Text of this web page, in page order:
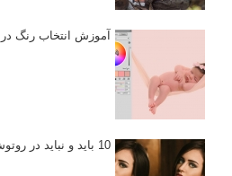
آموزش انتخاب رنگ
10 باید و نباید در روتوش عکس ها